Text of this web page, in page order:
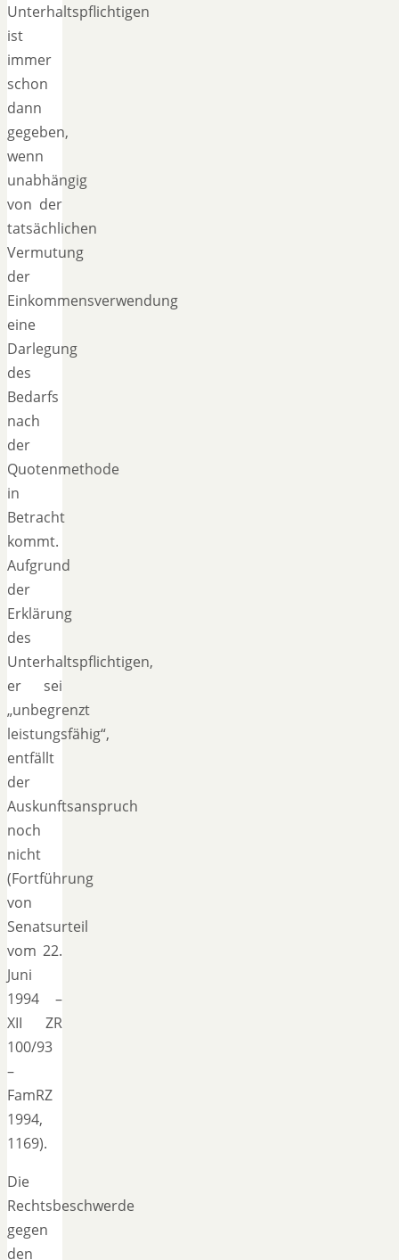
Unterhaltspflichtigen
ist
immer
schon
dann
gegeben,
wenn
unabhängig
von der
tatsächlichen
Vermutung
der
Einkommensverwendung
eine
Darlegung
des
Bedarfs
nach
der
Quotenmethode
in
Betracht
kommt.
Aufgrund
der
Erklärung
des
Unterhaltspflichtigen,
er sei
„unbegrenzt
leistungsfähig“,
entfällt
der
Auskunftsanspruch
noch
nicht
(Fortführung
von
Senatsurteil
vom 22.
Juni
1994 –
XII ZR
100/93
–
FamRZ
1994,
1169).
Die
Rechtsbeschwerde
gegen
den